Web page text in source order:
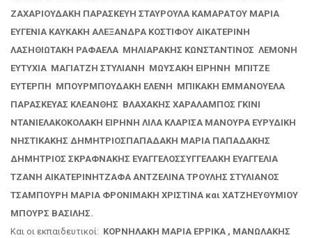
ΖΑΧΑΡΙΟΥΔΑΚΗ ΠΑΡΑΣΚΕΥΗ ΣΤΑΥΡΟΥΛΑ ΚΑΜΑΡΑΤΟΥ ΜΑΡΙΑ
ΕΥΓΕΝΙΑ ΚΑΥΚΑΚΗ ΑΛΕΞΑΝΔΡΑ ΚΟΣΤΙΦΟΥ ΑΙΚΑΤΕΡΙΝΗ
ΛΑΣΗΘΙΩΤΑΚΗ ΡΑΦΑΕΛΑ ΜΗΛΙΑΡΑΚΗΣ ΚΩΝΣΤΑΝΤΙΝΟΣ ΛΕΜΟΝΗ
ΕΥΤΥΧΙΑ ΜΑΓΙΑΤΖΗ ΣΤΥΛΙΑΝΗ ΜΩΥΣΑΚΗ ΕΙΡΗΝΗ ΜΠΙΤΖΕ
ΕΥΤΕΡΠΗ ΜΠΟΥΡΜΠΟΥΔΑΚΗ ΕΛΕΝΗ ΜΠΙΚΑΚΗ ΕΜΜΑΝΟΥΕΛΑ
ΠΑΡΑΣΚΕΥΑΣ ΚΛΕΑΝΘΗΣ ΒΛΑΧΑΚΗΣ ΧΑΡΑΛΑΜΠΟΣ ΓΚΙΝΙ
ΝΤΑΝΙΕΛΑΚΟΚΟΛΑΚΗ ΕΙΡΗΝΗ ΛΙΛΑ ΚΛΑΡΙΣΑ ΜΑΝΟΥΡΑ ΕΥΡΥΔΙΚΗ
ΝΗΣΤΙΚΑΚΗΣ ΔΗΜΗΤΡΙΟΣΠΑΠΑΔΑΚΗ ΜΑΡΙΑ ΠΑΠΑΔΑΚΗΣ
ΔΗΜΗΤΡΙΟΣ ΣΚΡΑΦΝΑΚΗΣ ΕΥΑΓΓΕΛΟΣΣΥΓΓΕΛΑΚΗ ΕΥΑΓΓΕΛΙΑ
ΤΖΑΝΗ ΑΙΚΑΤΕΡΙΝΗΤΖΑΦΑ ΑΝΤΖΕΛΙΝΑ ΤΡΟΥΛΗΣ ΣΤΥΛΙΑΝΟΣ
ΤΣΑΜΠΟΥΡΗ ΜΑΡΙΑ ΦΡΟΝΙΜΑΚΗ ΧΡΙΣΤΙΝΑ και ΧΑΤΖΗΕΥΘΥΜΙΟΥ
ΜΠΟΥΡΣ ΒΑΣΙΛΗΣ.
Και οι εκπαιδευτικοί: ΚΟΡΝΗΛΑΚΗ ΜΑΡΙΑ ΕΡΡΙΚΑ , ΜΑΝΩΛΑΚΗΣ